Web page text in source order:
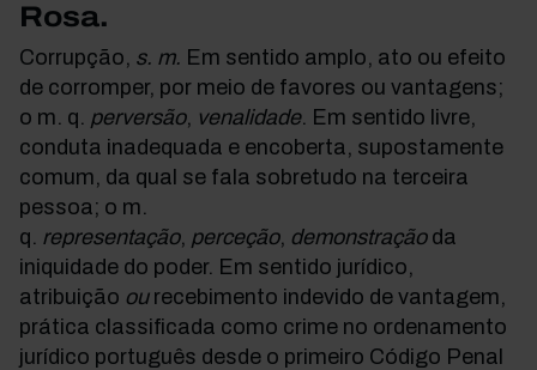
Rosa.
Corrupção, s. m. Em sentido amplo, ato ou efeito
de corromper, por meio de favores ou vantagens;
o m. q. perversão, venalidade. Em sentido livre,
conduta inadequada e encoberta, supostamente
comum, da qual se fala sobretudo na terceira
pessoa; o m.
q. representação, perceção, demonstraçãoda
iniquidade do poder. Em sentido jurídico,
atribuição ourecebimento indevido de vantagem,
prática classificada como crime no ordenamento
jurídico português desde o primeiro Código Penal